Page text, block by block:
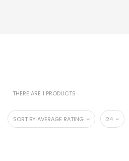
THERE ARE 1 PRODUCTS
SORT BY AVERAGE RATING 24